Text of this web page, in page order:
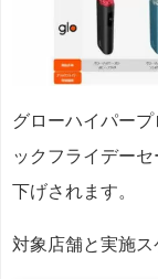
グローハイパー
ックフライデー
下げされます。
対象店舗と実施ス